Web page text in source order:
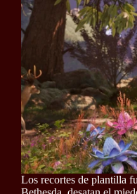
Los recortes de plantilla